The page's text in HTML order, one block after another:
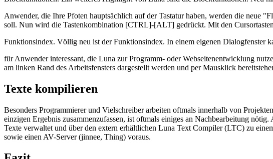
Anwender, die Ihre Pfoten hauptsächlich auf der Tastatur haben, werden die neue
soll. Nun wird die Tastenkombination [CTRL]-[ALT] gedrückt. Mit den
Funktionsindex. Völlig neu ist der Funktionsindex. In einem eigenen Dialogfenster
für Anwender interessant, die Luna zur Programm- oder Webseitenentwicklung
am linken Rand des Arbeitsfensters dargestellt werden und per Mausklick
Texte kompilieren
Besonders Programmierer und Vielschreiber arbeiten oftmals innerhalb von
einzigen Ergebnis zusammenzufassen, ist oftmals einiges an Nachbearbeitung
Texte verwaltet und über den extern erhältlichen Luna Text Compiler (LTC) zu
sowie einen AV-Server (jinnee, Thing) voraus.